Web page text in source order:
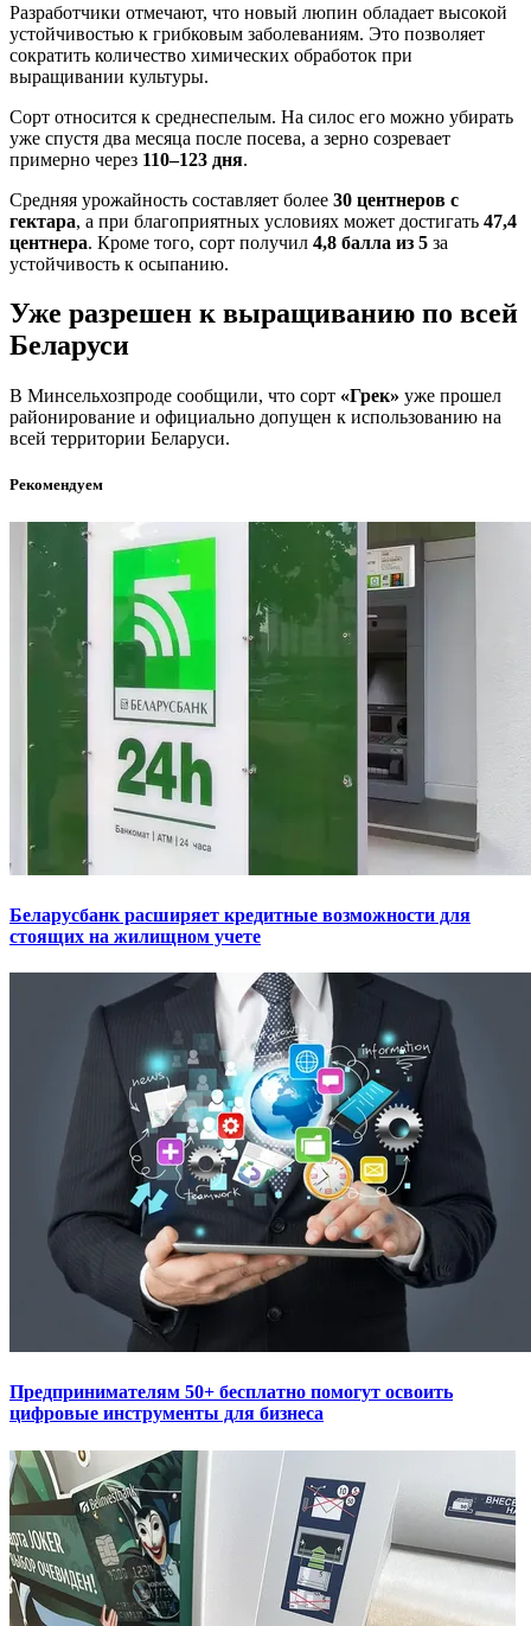
Разработчики отмечают, что новый люпин обладает высокой
устойчивостью к грибковым заболеваниям. Это позволяет
сократить количество химических обработок при
выращивании культуры.
Сорт относится к среднеспелым. На силос его можно убирать
уже спустя два месяца после посева, а зерно созревает
примерно через 110–123 дня.
Средняя урожайность составляет более 30 центнеров с
гектара, а при благоприятных условиях может достигать 47,4
центнера. Кроме того, сорт получил 4,8 балла из 5 за
устойчивость к осыпанию.
Уже разрешен к выращиванию по всей
Беларуси
В Минсельхозпроде сообщили, что сорт «Грек» уже прошел
районирование и официально допущен к использованию на
всей территории Беларуси.
Рекомендуем
Беларусбанк расширяет кредитные возможности для
стоящих на жилищном учете
Предпринимателям 50+ бесплатно помогут освоить
цифровые инструменты для бизнеса